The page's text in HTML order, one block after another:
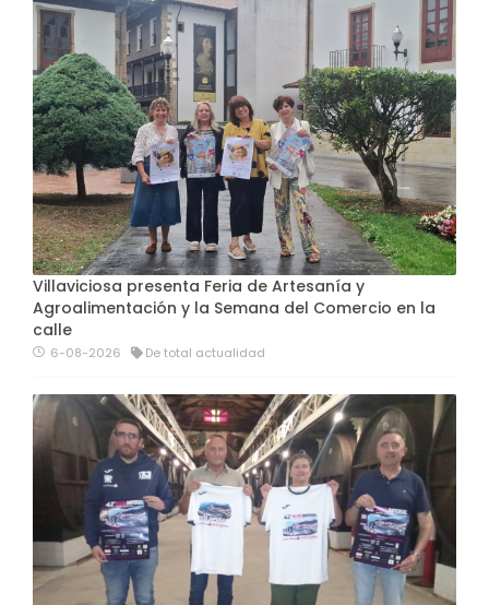
Villaviciosa presenta Feria de Artesanía y
Agroalimentación y la Semana del Comercio en la
calle
6-08-2026 De total actualidad